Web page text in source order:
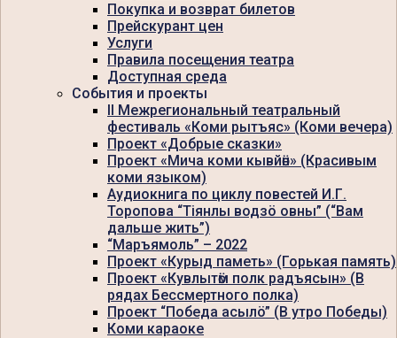
Покупка и возврат билетов
Прейскурант цен
Услуги
Правила посещения театра
Доступная среда
События и проекты
II Межрегиональный театральный
фестиваль «Коми рытъяс» (Коми вечера)
Проект «Добрые сказки»
Проект «Мича коми кывйӧн» (Красивым
коми языком)
Аудиокнига по циклу повестей И.Г.
Торопова “Тiянлы водзö овны” (“Вам
дальше жить”)
“Маръямоль” – 2022
Проект «Курыд паметь» (Горькая память)
Проект «Кувлытӧм полк радъясын» (В
рядах Бессмертного полка)
Проект “Победа асылö” (В утро Победы)
Коми караоке